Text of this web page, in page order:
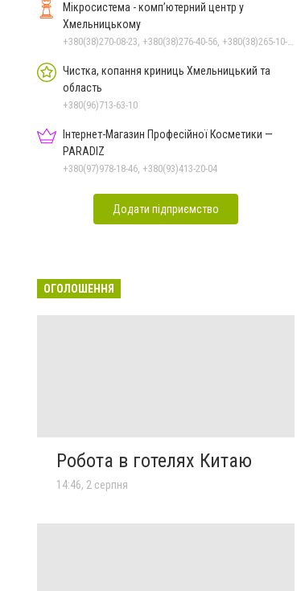
Мікросистема - комп’ютерний центр у
Хмельницькому
+380(38)270-08-23, +380(38)276-40-56, +380(38)265-10-45, +380(38)270-08-22
Чистка, копання криниць Хмельницький та
область
+380(96)713-63-10
Інтернет-Магазин Професійної Косметики —
PARADIZ
+380(97)978-18-46, +380(93)413-20-04
Додати підприємство
ОГОЛОШЕННЯ
Робота в готелях Китаю
14:46, 2 серпня